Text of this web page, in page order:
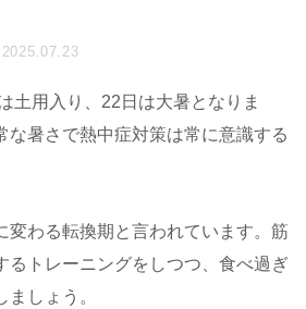
2025.07.23
土用入り、22日は大暑となりま
な暑さで熱中症対策は常に意識する
変わる転換期と言われています。筋
るトレーニングをしつつ、食べ過ぎ
しょう。